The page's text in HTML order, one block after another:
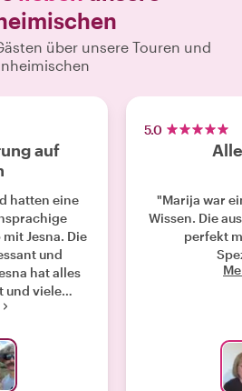
über unsere Touren und
auf
hatten eine
Jesna. Die
und
und viele
auch der
war sehr
Gruppe
und
5.0
"Marija war
Wissen. Die
perfekt